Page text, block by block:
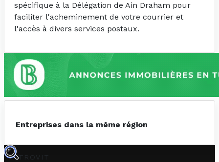
spécifique à la Délégation de Ain Draham pour
faciliter l'acheminement de votre courrier et
l'accès à divers services postaux.
Entreprises dans la même région
TROVIT